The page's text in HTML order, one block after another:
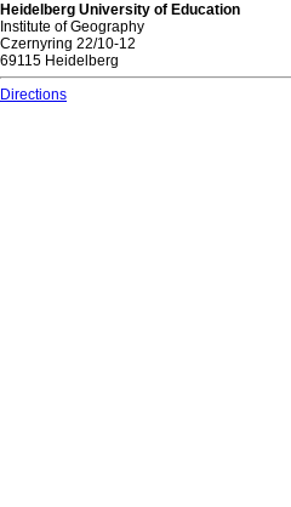
Heidelberg University of Education
Institute of Geography
Czernyring 22/10-12
69115 Heidelberg
Directions